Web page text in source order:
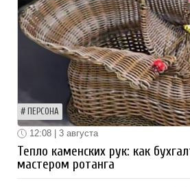
ПЕРСОНА
12:08 | 3 августа
Тепло каменских рук: как
мастером ротанга